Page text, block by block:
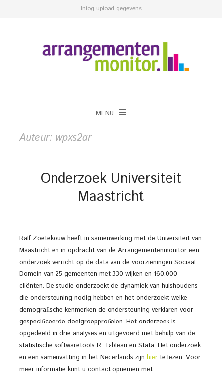
Inlog upload gegevens
MENU
Auteur: wpxs2ar
Onderzoek Universiteit
Maastricht
Ralf Zoetekouw heeft in samenwerking met de Universiteit van
Maastricht en in opdracht van de Arrangementenmonitor een
onderzoek verricht op de data van de voorzieningen Sociaal
Domein van 25 gemeenten met 330 wijken en 160.000
cliënten. De studie onderzoekt de dynamiek van huishoudens
die ondersteuning nodig hebben en het onderzoekt welke
demograﬁsche kenmerken de ondersteuning verklaren voor
gespeciﬁceerde doelgroepproﬁelen. Het onderzoek is
opgedeeld in drie analyses en uitgevoerd met behulp van de
statistische softwaretools R, Tableau en Stata. Het onderzoek
en een samenvatting in het Nederlands zijn hier te lezen. Voor
meer informatie kunt u contact opnemen met